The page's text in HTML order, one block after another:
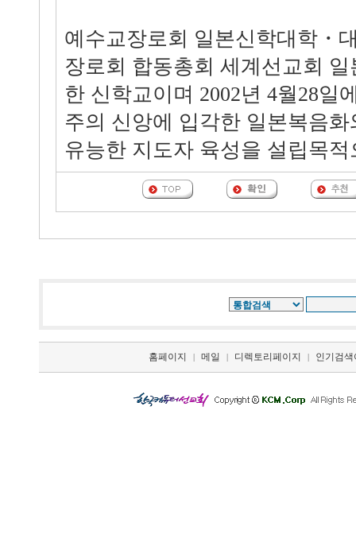
예수교장로회 일본신학대학・
장로회 합동총회 세계선교회
한 신학교이며 2002년 4월28일
주의 신앙에 입각한 일본복음
유능한 지도자 육성을 설립목
홈페이지 | 메일 | 디렉토리페이지 | 인기검색